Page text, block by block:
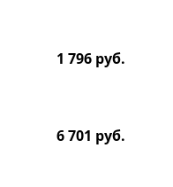
1 796 руб.
6 701 руб.